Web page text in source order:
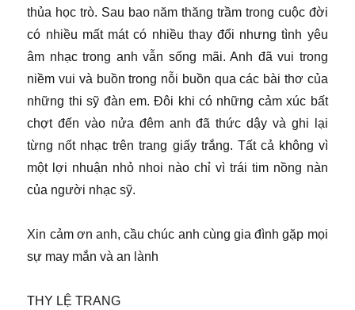
thủa học trò. Sau bao năm thăng trầm trong cuộc đời
có nhiều mất mát có nhiều thay đổi nhưng tình yêu
âm nhạc trong anh vẫn sống mãi. Anh đã vui trong
niềm vui và buồn trong nỗi buồn qua các bài thơ của
những thi sỹ đàn em. Đôi khi có những cảm xúc bất
chợt đến vào nửa đêm anh đã thức dậy và ghi lại
từng nốt nhạc trên trang giấy trắng. Tất cả không vì
một lợi nhuận nhỏ nhoi nào chỉ vì trái tim nồng nàn
của người nhạc sỹ.
Xin cảm ơn anh, cầu chúc anh cùng gia đình gặp mọi
sự may mắn và an lành
THY LỆ TRANG